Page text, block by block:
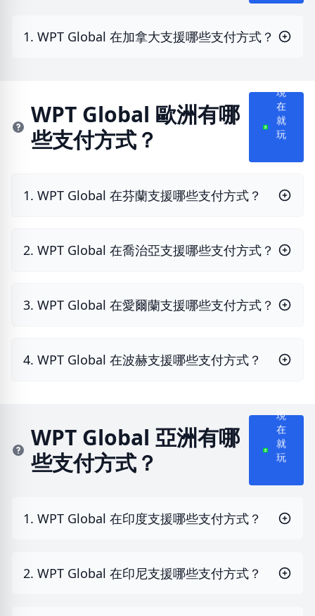
1. WPT Global 在加拿大支援哪些支付方式？
WPT Global 歐洲有哪
些支付方式？
現
在
就
1. WPT Global 在芬蘭支援哪些支付方式？
2. WPT Global 在喬治亞支援哪些支付方式？
3. WPT Global 在愛爾蘭支援哪些支付方式？
4. WPT Global 在波赫支援哪些支付方式？
WPT Global 亞洲有哪
些支付方式？
現
在
就
1. WPT Global 在印度支援哪些支付方式？
2. WPT Global 在印尼支援哪些支付方式？